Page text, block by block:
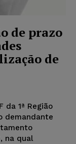
de prazo
de
da 1ª Região
demandante
na qual